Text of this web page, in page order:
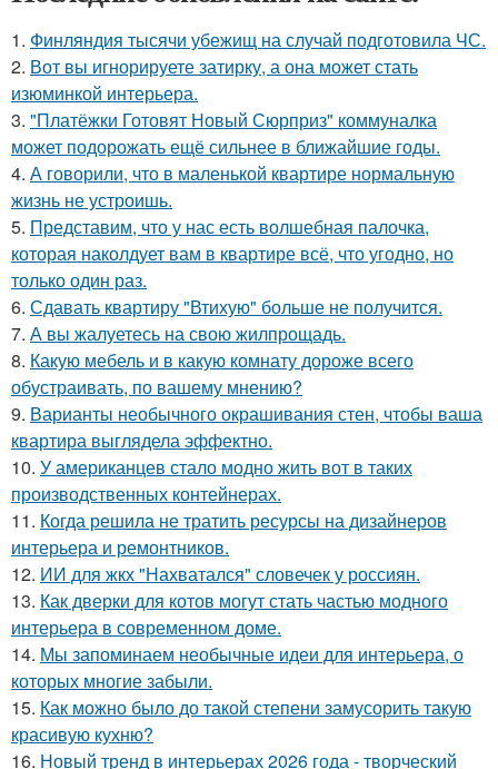
1. Финляндия тысячи убежищ на случай подготовила ЧС.
2. Вот вы игнорируете затирку, а она может стать
изюминкой интерьера.
3. "Платёжки Готовят Новый Сюрприз" коммуналка
может подорожать ещё сильнее в ближайшие годы.
4. А говорили, что в маленькой квартире нормальную
жизнь не устроишь.
5. Представим, что у нас есть волшебная палочка,
которая наколдует вам в квартире всё, что угодно, но
только один раз.
6. Сдавать квартиру "Втихую" больше не получится.
7. А вы жалуетесь на свою жилпрощадь.
8. Какую мебель и в какую комнату дороже всего
обустраивать, по вашему мнению?
9. Варианты необычного окрашивания стен, чтобы ваша
квартира выглядела эффектно.
10. У американцев стало модно жить вот в таких
производственных контейнерах.
11. Когда решила не тратить ресурсы на дизайнеров
интерьера и ремонтников.
12. ИИ для жкх "Нахватался" словечек у россиян.
13. Как дверки для котов могут стать частью модного
интерьера в современном доме.
14. Мы запоминаем необычные идеи для интерьера, о
которых многие забыли.
15. Как можно было до такой степени замусорить такую
красивую кухню?
16. Новый тренд в интерьерах 2026 года - творческий